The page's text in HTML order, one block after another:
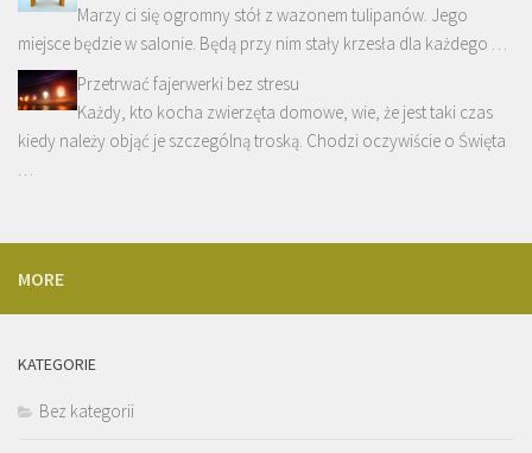
Marzy ci się ogromny stół z wazonem tulipanów. Jego
miejsce będzie w salonie. Będą przy nim stały krzesła dla każdego …
Przetrwać fajerwerki bez stresu
Każdy, kto kocha zwierzęta domowe, wie, że jest taki czas
kiedy należy objąć je szczególną troską. Chodzi oczywiście o Święta
…
MORE
KATEGORIE
Bez kategorii